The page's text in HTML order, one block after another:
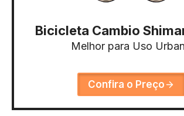
Bicicleta Cambio
Melhor para Uso
Confira o Preço